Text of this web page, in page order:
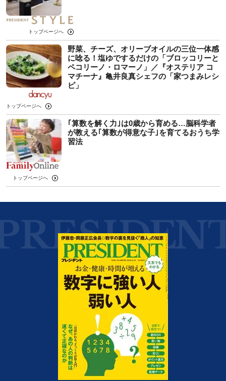
トップページへ
野菜、チーズ、オリーブオイルの三位一体感
に唸る！塩ゆでするだけの「ブロッコリーと
ペコリーノ・ロマーノ」／『オステリア コ
マチーナ』亀井良真シェフの「家つまみレシ
ピ」
トップページへ
｢算数を解く力｣は0歳から育める…脳科学者
が教える｢算数が得意な子｣を育てるおうち学
習法
トップページへ